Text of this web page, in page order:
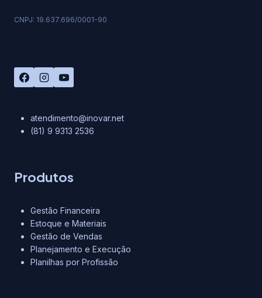
CNPJ: 19.637.696/0001-90
atendimento@inovar.net
(81) 9 9313 2536
Produtos
Gestão Financeira
Estoque e Materiais
Gestão de Vendas
Planejamento e Execução
Planilhas por Profissão